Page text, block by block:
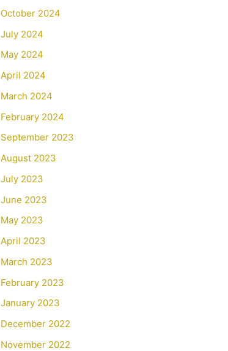
October 2024
July 2024
May 2024
April 2024
March 2024
February 2024
September 2023
August 2023
July 2023
June 2023
May 2023
April 2023
March 2023
February 2023
January 2023
December 2022
November 2022